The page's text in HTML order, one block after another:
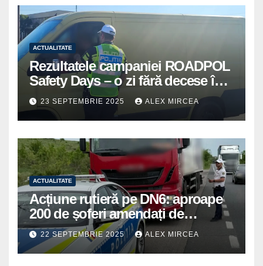
ACTUALITATE
Rezultatele campaniei ROADPOL
Safety Days – o zi fără decese în
trafic
23 SEPTEMBRIE 2025 ALEX MIRCEA
ACTUALITATE
Acțiune rutieră pe DN6: aproape
200 de șoferi amendați de
polițiștii din Mihăilești
22 SEPTEMBRIE 2025 ALEX MIRCEA